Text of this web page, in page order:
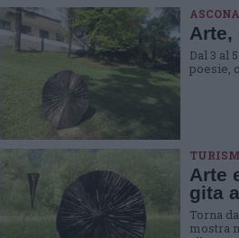
Arte,
Dal 3 al
poesie,
Arte
gita
Torna
mostra